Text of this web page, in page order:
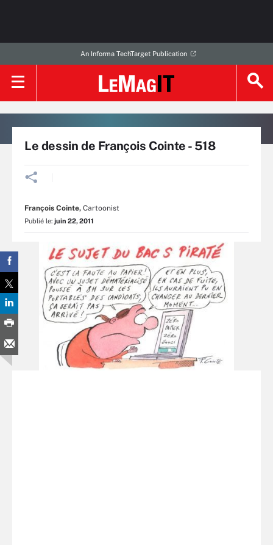
An Informa TechTarget Publication
Le dessin de François Cointe - 518
François Cointe, Cartoonist
Publié le: juin 22, 2011